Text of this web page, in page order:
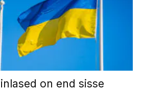
on end sisse